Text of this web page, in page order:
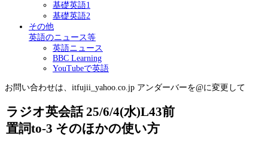
基礎英語1
基礎英語2
その他
英語のニュース等
英語ニュース
BBC Learning
YouTubeで英語
お問い合わせは、itfujii_yahoo.co.jp アンダーバーを@に変更して
ラジオ英会話 25/6/4(水)L43前
置詞to-3 そのほかの使い方